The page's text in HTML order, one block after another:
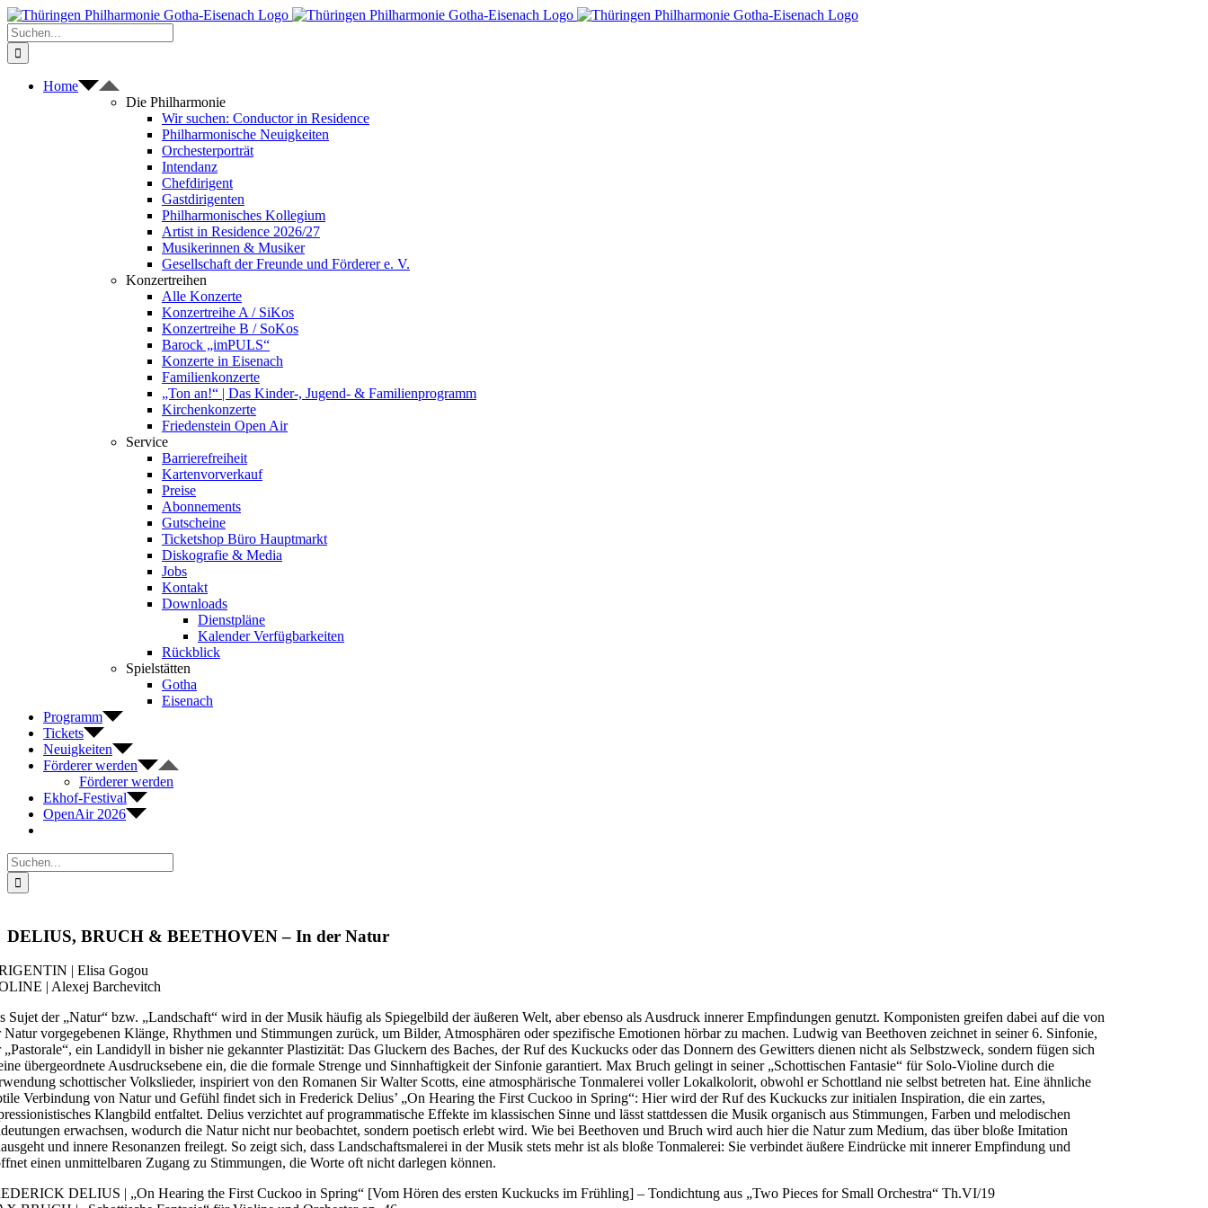
Zum
Inhalt
springen
Suche
nach:
Home
Die Philharmonie
Wir suchen: Conductor in Residence
Philharmonische Neuigkeiten
Orchesterporträt
Intendanz
Chefdirigent
Gastdirigenten
Philharmonisches Kollegium
Artist in Residence 2026/27
Musikerinnen & Musiker
Gesellschaft der Freunde und Förderer e. V.
Konzertreihen
Alle Konzerte
Konzertreihe A / SiKos
Konzertreihe B / SoKos
Barock „imPULS“
Konzerte in Eisenach
Familienkonzerte
„Ton an!“ | Das Kinder-, Jugend- & Familienprogramm
Kirchenkonzerte
Friedenstein Open Air
Service
Barrierefreiheit
Kartenvorverkauf
Preise
Abonnements
Gutscheine
Ticketshop Büro Hauptmarkt
Diskografie & Media
Jobs
Kontakt
Downloads
Dienstpläne
Kalender Verfügbarkeiten
Rückblick
Spielstätten
Gotha
Eisenach
Programm
Tickets
Neuigkeiten
Förderer werden
Förderer werden
Ekhof-Festival
OpenAir 2026
Suche
nach:
DELIUS, BRUCH & BEETHOVEN – In der Natur
| Elisa Gogou
| Alexej Barchevitch
Sujet der „Natur“ bzw. „Landschaft“ wird in der Musik häufig als Spiegelbild der äußeren Welt, aber ebenso als Ausdruck innerer Empfindungen genutzt. Komponisten greifen dabei auf die von
Natur vorgegebenen Klänge, Rhythmen und Stimmungen zurück, um Bilder, Atmosphären oder spezifische Emotionen hörbar zu machen. Ludwig van Beethoven zeichnet in seiner 6. Sinfonie,
„Pastorale“, ein Landidyll in bisher nie gekannter Plastizität: Das Gluckern des Baches, der Ruf des Kuckucks oder das Donnern des Gewitters dienen nicht als Selbstzweck, sondern fügen sich
übergeordnete Ausdrucksebene ein, die die formale Strenge und Sinnhaftigkeit der Sinfonie garantiert. Max Bruch gelingt in seiner „Schottischen Fantasie“ für Solo-Violine durch die
schottischer Volkslieder, inspiriert von den Romanen Sir Walter Scotts, eine atmosphärische Tonmalerei voller Lokalkolorit, obwohl er Schottland nie selbst betreten hat. Eine ähnliche
Verbindung von Natur und Gefühl findet sich in Frederick Delius’ „On Hearing the First Cuckoo in Spring“: Hier wird der Ruf des Kuckucks zur initialen Inspiration, die ein zartes,
Klangbild entfaltet. Delius verzichtet auf programmatische Effekte im klassischen Sinne und lässt stattdessen die Musik organisch aus Stimmungen, Farben und melodischen
erwachsen, wodurch die Natur nicht nur beobachtet, sondern poetisch erlebt wird. Wie bei Beethoven und Bruch wird auch hier die Natur zum Medium, das über bloße Imitation
und innere Resonanzen freilegt. So zeigt sich, dass Landschaftsmalerei in der Musik stets mehr ist als bloße Tonmalerei: Sie verbindet äußere Eindrücke mit innerer Empfindung und
einen unmittelbaren Zugang zu Stimmungen, die Worte oft nicht darlegen können.
DELIUS | „On Hearing the First Cuckoo in Spring“ [Vom Hören des ersten Kuckucks im Frühling] – Tondichtung aus „Two Pieces for Small Orchestra“ Th.VI/19